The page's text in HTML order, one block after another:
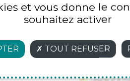
Sergio !
qui,
de l'équipe,
+
et vous donne le
souhaitez activer
TOUT REFUSER